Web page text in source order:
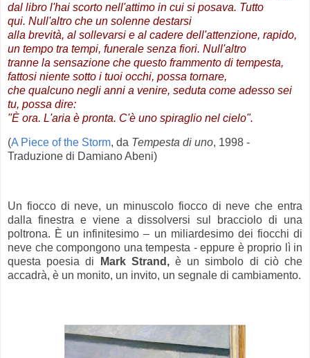
dal libro l'hai scorto nell'attimo in cui si posava. Tutto
qui. Null'altro che un solenne destarsi
alla brevità, al sollevarsi e al cadere dell'attenzione, rapido,
un tempo tra tempi, funerale senza fiori. Null'altro
tranne la sensazione che questo frammento di tempesta,
fattosi niente sotto i tuoi occhi, possa tornare,
che qualcuno negli anni a venire, seduta come adesso sei
tu, possa dire:
"È ora. L'aria è pronta. C'è uno spiraglio nel cielo".
(A Piece of the Storm, da Tempesta di uno, 1998 -
Traduzione di Damiano Abeni)
Un fiocco di neve, un minuscolo fiocco di neve che entra
dalla finestra e viene a dissolversi sul bracciolo di una
poltrona. È un infinitesimo – un miliardesimo dei fiocchi di
neve che compongono una tempesta - eppure è proprio lì in
questa poesia di
Mark Strand,è un simbolo di ciò che
accadrà, è un monito, un invito, un segnale di cambiamento.